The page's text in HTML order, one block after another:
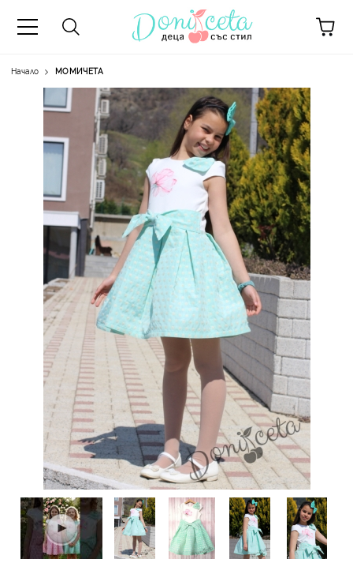
-50%
Начало МОМИЧЕТА